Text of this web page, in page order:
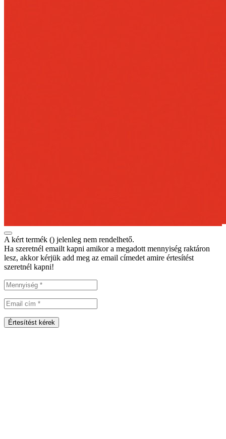
A kért termék () jelenleg nem rendelhető.
Ha szeretnél emailt kapni amikor a megadott mennyiség raktáron
lesz, akkor kérjük add meg az email címedet amire értesítést
szeretnél kapni!